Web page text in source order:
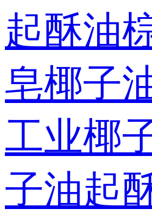
起酥油
皂椰子
工业椰
子油起